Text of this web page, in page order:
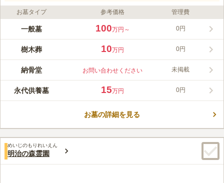
お墓タイプ 参考価格 管理費
一般墓 100万円～ 0円
樹木葬 10万円 0円
納骨堂 お問い合わせください 未掲載
永代供養墓 15万円 0円
お墓の詳細を見る
めいじのもりれいえん
明治の森霊園